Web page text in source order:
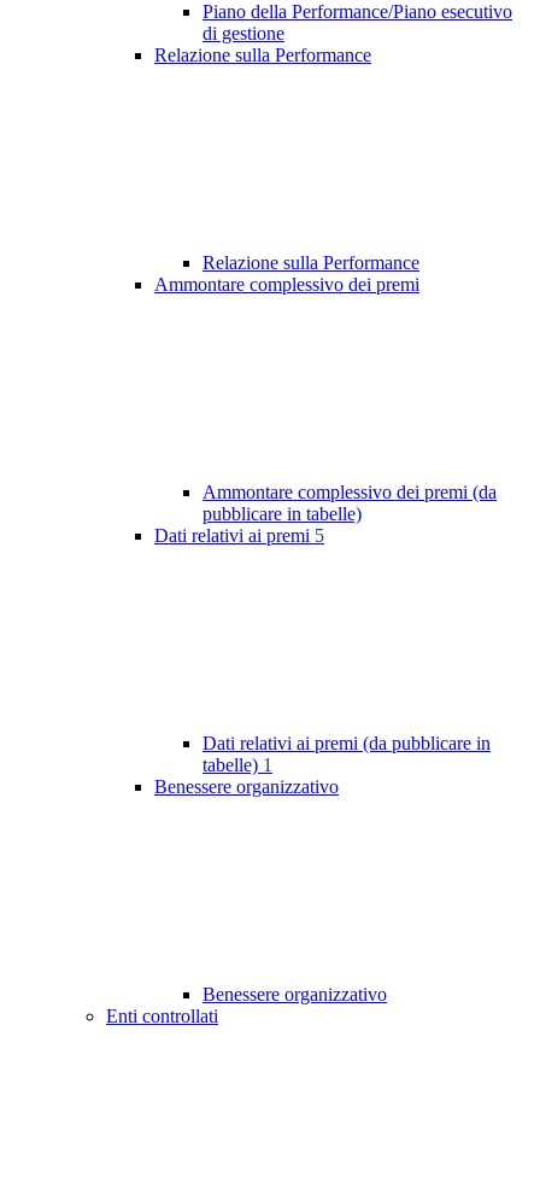
Piano della Performance/Piano esecutivo
di gestione
Relazione sulla Performance
Relazione sulla Performance
Ammontare complessivo dei premi
Ammontare complessivo dei premi (da
pubblicare in tabelle)
Dati relativi ai premi 5
Dati relativi ai premi (da pubblicare in
tabelle) 1
Benessere organizzativo
Benessere organizzativo
Enti controllati